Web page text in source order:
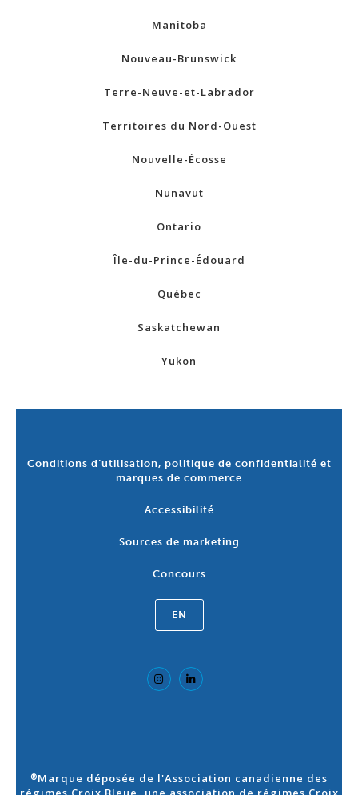
Manitoba
Nouveau-Brunswick
Terre-Neuve-et-Labrador
Territoires du Nord-Ouest
Nouvelle-Écosse
Nunavut
Ontario
Île-du-Prince-Édouard
Québec
Saskatchewan
Yukon
Conditions d’utilisation, politique de confidentialité et
marques de commerce
Accessibilité
Sources de marketing
Concours
EN
®Marque déposée de l'Association canadienne des